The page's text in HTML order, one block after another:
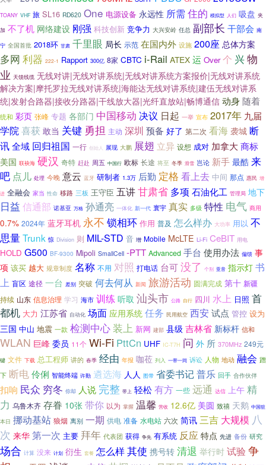
TOANY VHF 旅 SL16 RD620 One 电源设备 永远性 所需 住的 模拟型 人们 吸盘 夹
加 不了机 网络建设 刚强 科技创新 竞争力 大兴安岭 任总 副部长 干部会 南
宁 全国首批 2018环 甘肃 千里眼 局长 示范 在国内外 设施 200座 总体方案
多网 利器 222-1 Rapport 300亿 8家 CBTC i-Rail ATEX 运 Over 个 兴物
业 天馈线缆 无线对讲|无线对讲系统|无线对讲系统方案报价|无线对讲系统
解决方案|摩托罗拉无线对讲系统|海能达无线对讲系统|建伍无线对讲系
统|发射合路器|接收分路器|干线放大器|光纤直放站|畅博通信 动身 随着
统和 彩页 张峰 专题 各部门 中国移动 决议 日起 一举 宣布 2017年 九届
学院喜获 敢当 关键 勇担 主动 深圳 预备 好了 第二次 看海 袭城 断
讯全域 回归祖国 一行 创始人 展现 大鹏 展翅 立异 设想 成对 加拿大商标
美国 联袂海 硬汉 奇特 赶赴 周五 中国行 欧标 长途 将至 冬季 滑雪 岂论 新手 最酷 来
吧 点儿 处理 今晚 意云 蓝牙 研制者 1.3万 后勤 定格 看上去 中间 那点 惠民 增
进 全融会 家当 性命 移路 三板 王守臣 五讲甘肃省 多项 石油化工 管理局 地下
日益 信通部 诺基亚 万格 孙通亮 一体化 新一代 寰宇 真实 多级 特性 电气 商用
0.7% 2024年 蓝牙耳机 永不 锁相环 作用 普及 怎么样办 大功率 用以 不
思量Trunk 惊 Division 则 MIL-STD 音 增 Mobile McLTE Li-Fi CeBIT 用电
HOLD G500 BF-9300 Mipoli SmallCell -PTT Advanced 手台 使用办法 偏馈 事
项 该买 越大 规章制度 名称 不用 对照 打电话 台可没了 个别 亚音 指示灯 书
上 盲区 途径 一台 差别 突破 何去何从 新闻 旅游活动 圆满完成 第十 新疆
持续 山东 信息治理 学习 海市 训练 听取 汕头市 公路 自行 四川 水上 日照 首
都机 大力 江苏省 自动化 场面 应用系统 任务 民用航空 西安试点 管控 设为
三国 中山 地震 一款 检测中心装上 新网 建部 县级 吉林省 新标杆 信和
WLAN 巨峰 委员 11个 Wi-Fi PttCn UHF IC-T7H 问 外 所 370MHz 249元
键 文件 下载 总工程师 讲的 春季 经由 年报 咖莅 列入 一带一同 诉讼 人物 地动 融会 蹭
下 断电伶俐 智能终端 许勤 遴选海 人人 图带 省委书记普乐 回手 合作伙伴
扣响 民众 穷冬 你却 人说 完整 带上 轻松有方 一些 远通 达信 上午精
力 乌鲁木齐 存眷 10张 带你 以为 掌握 温馨 营收 12.6亿 美圆 致禧 天鹅 中国驻
本日 挪动基站 狼烟 离别 一期 供电 准备 水电站 六次 简讯 三吉 大规模 八
次 来华 第一次 主要 拜年 代表团 获得 争先 有系统 反应特点 先进 备份 研究
场合 计算 没来 计划 衍生 套餐 怎么样其使 携号转 清退 举行时 试验 争